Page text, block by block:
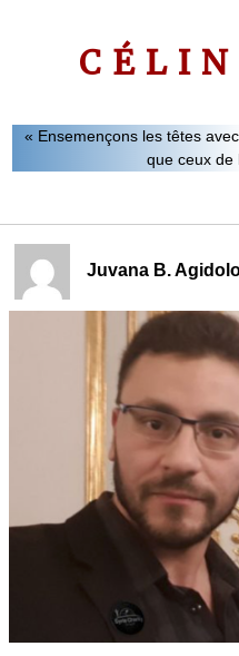
« Ensemençons les têtes
que ceux de
Interviews Vidéos
Juvana B.